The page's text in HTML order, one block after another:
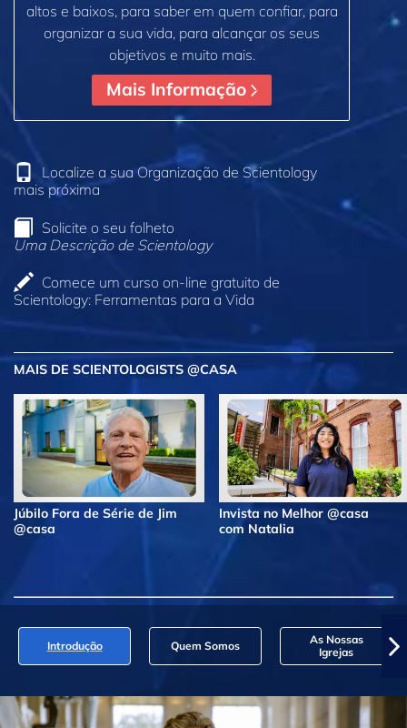
altos e baixos, para saber em quem confiar, para
organizar a sua vida, para alcançar os seus
objetivos e muito mais.
Mais Informação
Localize a sua Organização de Scientology
mais próxima
Solicite o seu folheto
Uma Descrição de Scientology
Comece um curso on‑line gratuito de
Scientology: Ferramentas para a Vida
MAIS DE SCIENTOLOGISTS @CASA
Júbilo Fora de Série de Jim
@casa
Invista no Melhor @casa
com Natalia
Introdução Quem Somos
As Nossas
Igrejas